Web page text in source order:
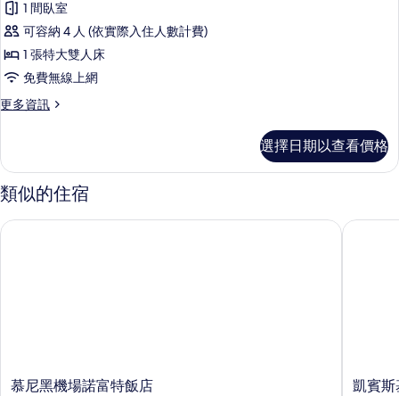
客
房
的
所
有
片
1 間臥室
可容納 4 人 (依實際入住人數計費)
1 張特大雙人床
免費無線上網
更多資訊
更
客
房
的
情
選擇日期以查看價格
類似的住宿
慕
慕尼黑機場諾富特飯店
慕尼黑機場諾富特飯店
凱
凱賓斯
凱賓斯